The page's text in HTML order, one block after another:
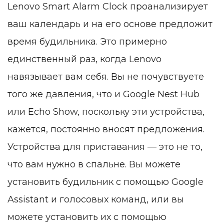
Lenovo Smart Alarm Clock проанализирует
ваш календарь и на его основе предложит
время будильника. Это примерно
единственный раз, когда Lenovo
навязывает вам себя. Вы не почувствуете
того же давления, что и Google Nest Hub
или Echo Show, поскольку эти устройства,
кажется, постоянно вносят предложения.
Устройства для приставания — это не то,
что вам нужно в спальне. Вы можете
установить будильник с помощью Google
Assistant и голосовых команд, или вы
можете установить их с помощью